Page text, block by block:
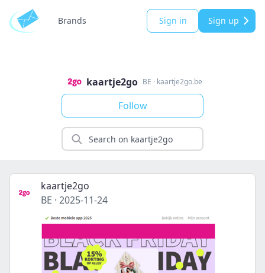
Brands Sign in Sign up
kaartje2go BE · kaartje2go.be
Follow
kaartje2go
BE · 2025-11-24